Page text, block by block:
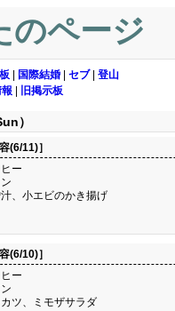
のページ
国際結婚 セブ| 登山
旧掲示板
）
(6/11)］
ー
、小エビのかき揚げ
(6/10)］
ー
ツ、ミモザサラダ